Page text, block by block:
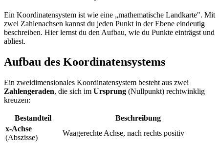
Ein Koordinatensystem ist wie eine „mathematische Landkarte". Mit
zwei Zahlenachsen kannst du jeden Punkt in der Ebene eindeutig
beschreiben. Hier lernst du den Aufbau, wie du Punkte einträgst und
abliest.
Aufbau des Koordinatensystems
Ein zweidimensionales Koordinatensystem besteht aus zwei
Zahlengeraden, die sich im Ursprung (Nullpunkt) rechtwinklig
kreuzen:
Bestandteil
Beschreibung
x-Achse
(Abszisse)
Waagerechte Achse, nach rechts positiv